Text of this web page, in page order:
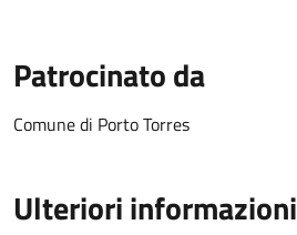
Patrocinato da
Comune di Porto Torres
Ulteriori informazioni